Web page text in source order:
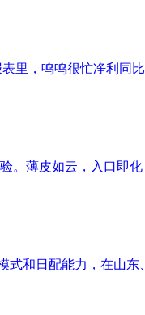
，鸣鸣很忙净利同比
。薄皮如云，入口即
式和日配能力，在山